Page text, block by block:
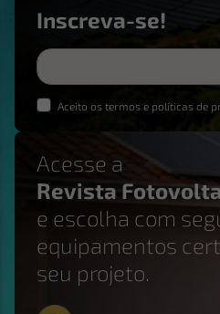
Inscreva-se!
Aceito os termos e políticas de
Acesse a
Revista
e escolha com
equipamentos
seu projeto.